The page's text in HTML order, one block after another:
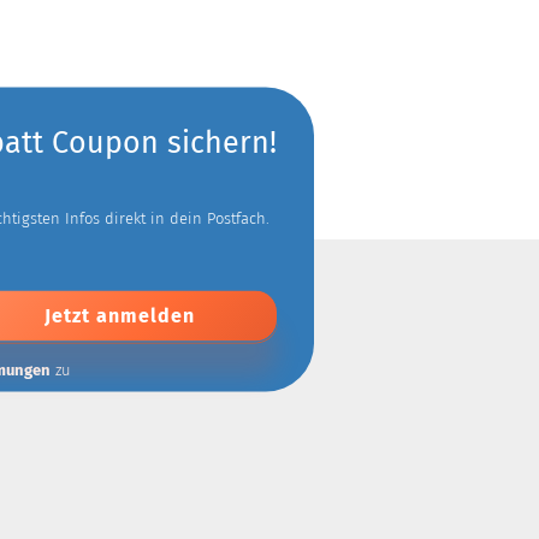
Coupon sichern!
Infos direkt in dein Postfach.
zu